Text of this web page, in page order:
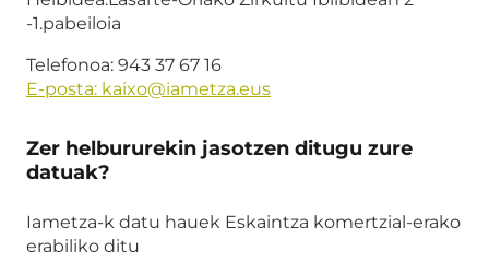
-1.pabeiloia
Telefonoa: 943 37 67 16
E-posta: kaixo@iametza.eus
Zer helbururekin jasotzen ditugu zure
datuak?
Iametza-k datu hauek Eskaintza komertzial-erako
erabiliko ditu